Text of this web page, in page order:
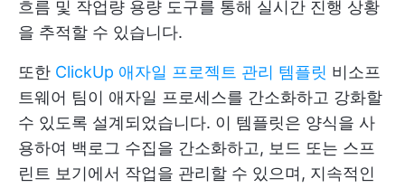
흐름 및 작업량 용량 도구를 통해 실시간 진행 상황
을 추적할 수 있습니다.
또한 ClickUp 애자일 프로젝트 관리 템플릿 비소프
트웨어 팀이 애자일 프로세스를 간소화하고 강화할
수 있도록 설계되었습니다. 이 템플릿은 양식을 사
용하여 백로그 수집을 간소화하고, 보드 또는 스프
린트 보기에서 작업을 관리할 수 있으며, 지속적인